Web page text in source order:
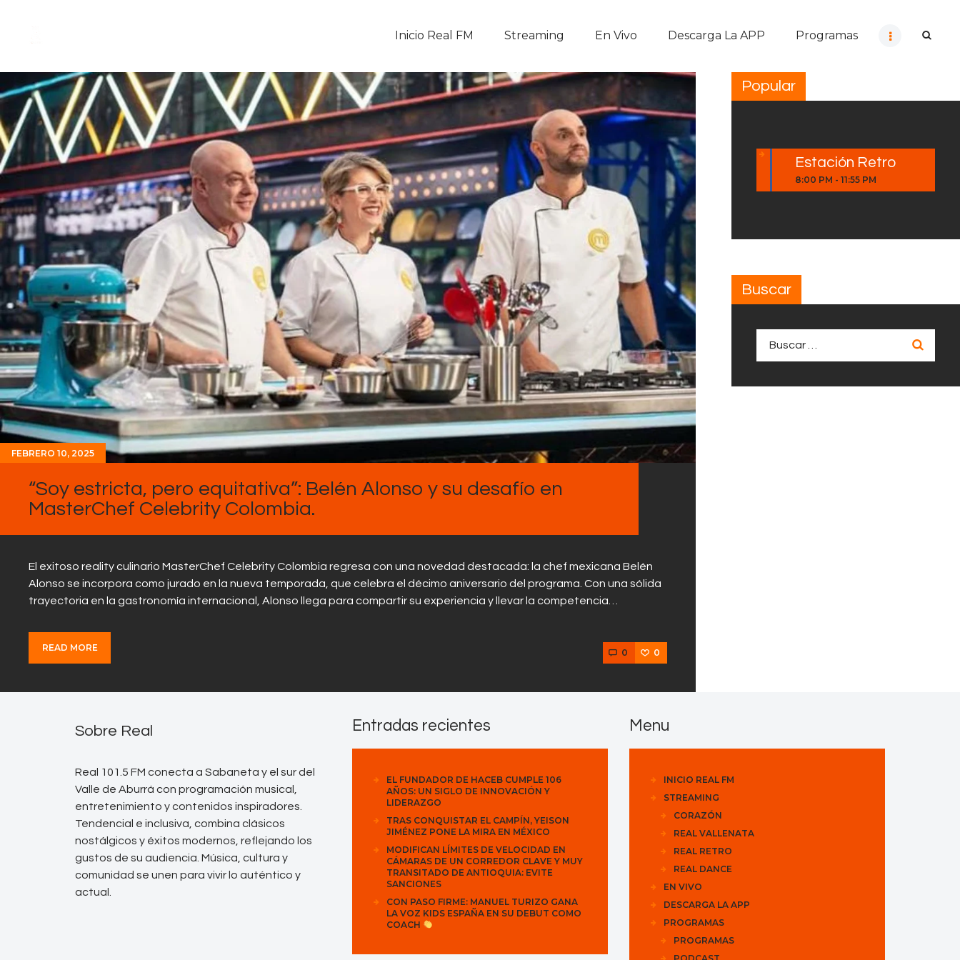
Inicio Real FM Streaming En Vivo Descarga La APP Programas
En Vivo
Descarga La APP
Programas
Noticias
Equipo
Sobre Nosotros
Contactos
FEBRERO 10, 2025
“Soy estricta, pero equitativa”: Belén Alonso y su desafío en
MasterChef Celebrity Colombia.
El exitoso reality culinario MasterChef Celebrity Colombia regresa con una novedad destacada: la chef mexicana Belén
Alonso se incorpora como jurado en la nueva temporada, que celebra el décimo aniversario del programa. Con una sólida
trayectoria en la gastronomía internacional, Alonso llega para compartir su experiencia y llevar la competencia…
READ MORE 0 0
Popular
Estación Retro
8:00 PM -11:55 PM
Buscar
Sobre Real
Real 101.5 FM conecta a Sabaneta y el sur del
Valle de Aburrá con programación musical,
entretenimiento y contenidos inspiradores.
Tendencial e inclusiva, combina clásicos
nostálgicos y éxitos modernos, reflejando los
gustos de su audiencia. Música, cultura y
comunidad se unen para vivir lo auténtico y
actual.
Entradas recientes
EL FUNDADOR DE HACEB CUMPLE 106
AÑOS: UN SIGLO DE INNOVACIÓN Y
LIDERAZGO
TRAS CONQUISTAR EL CAMPÍN, YEISON
JIMÉNEZ PONE LA MIRA EN MÉXICO
MODIFICAN LÍMITES DE VELOCIDAD EN
CÁMARAS DE UN CORREDOR CLAVE Y MUY
TRANSITADO DE ANTIOQUIA: EVITE
SANCIONES
CON PASO FIRME: MANUEL TURIZO GANA
LA VOZ KIDS ESPAÑA EN SU DEBUT COMO
COACH
Menu
INICIO REAL FM
STREAMING
CORAZÓN
REAL VALLENATA
REAL RETRO
REAL DANCE
EN VIVO
DESCARGA LA APP
PROGRAMAS
PROGRAMAS